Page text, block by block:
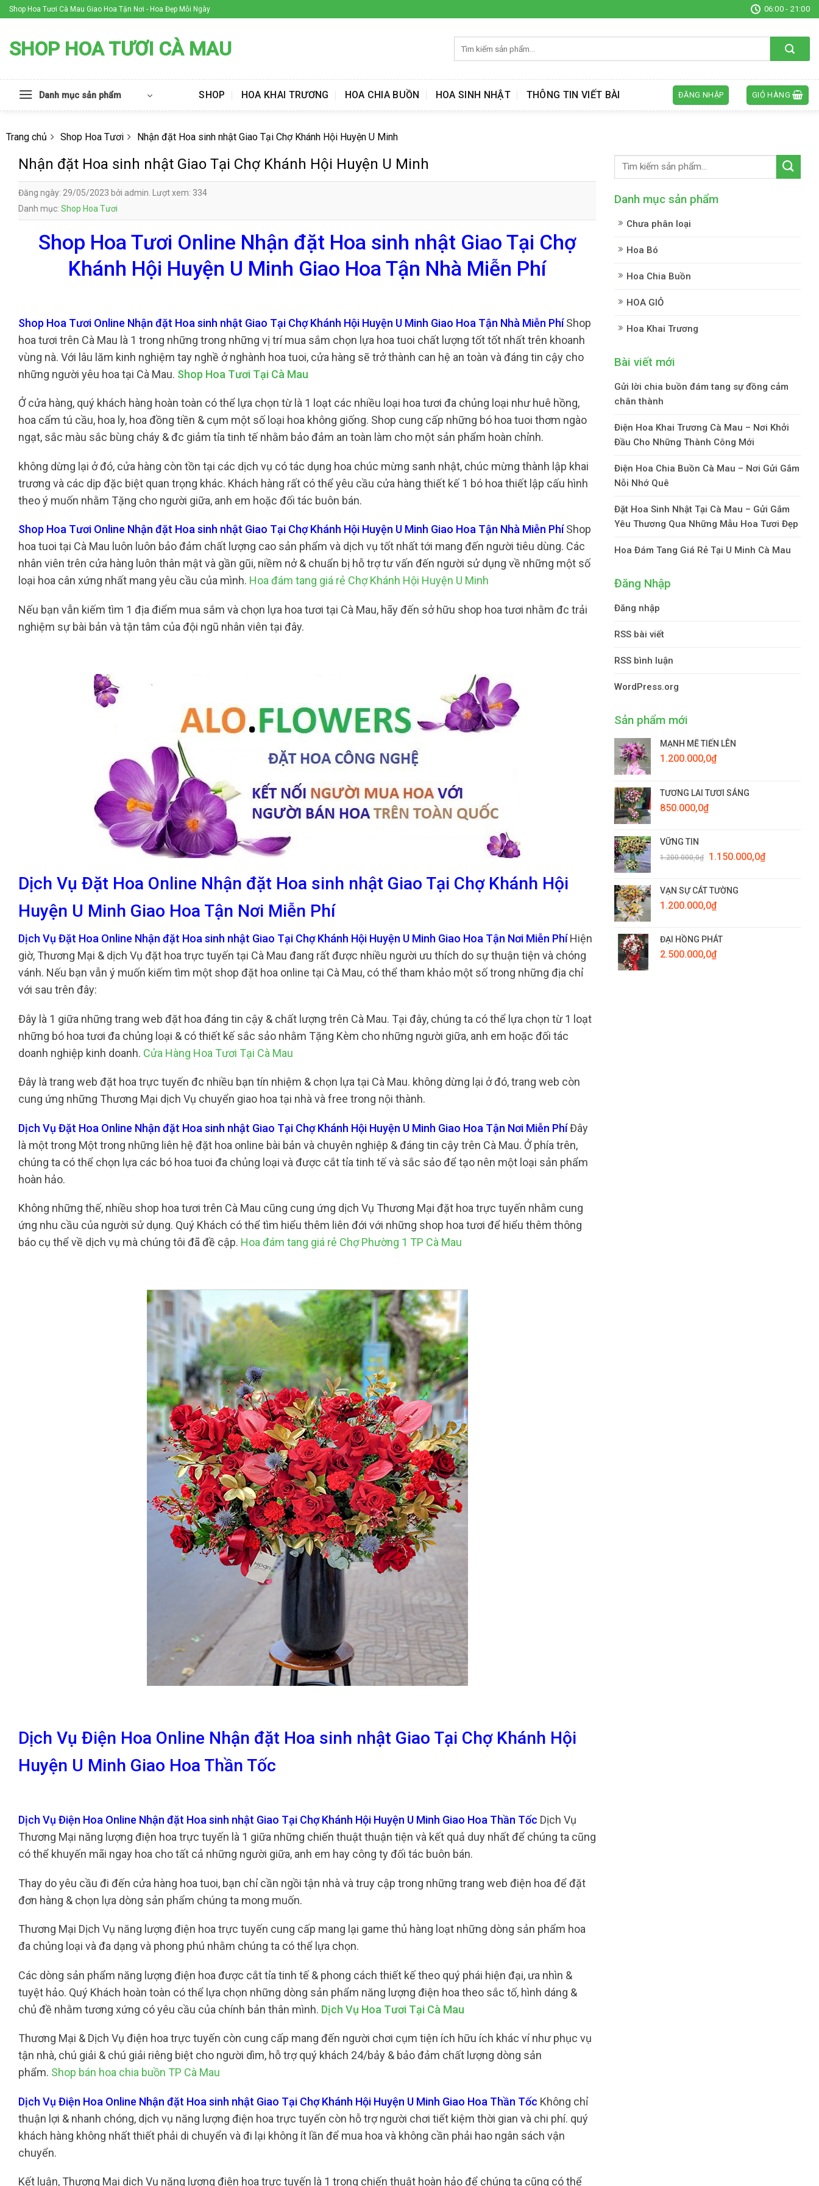
Skip
to
Shop Hoa Tươi Cà Mau Giao Hoa Tận Nơi - Hoa Đẹp Mỗi Ngày 06:00 - 21:00
SHOP HOA TƯƠI CÀ MAU
kiếm:
Danh mục sản phẩm SHOP HOA KHAI TRƯƠNG HOA CHIA BUỒN HOA SINH NHẬT THÔNG TIN VIẾT BÀI ĐĂNG NHẬP GIỎ HÀNG
Trang chủ Shop Hoa Tươi Nhận đặt Hoa sinh nhật Giao Tại Chợ Khánh Hội Huyện U Minh
Nhận đặt Hoa sinh nhật Giao Tại Chợ Khánh Hội Huyện U Minh
Đăng ngày: 29/05/2023 bởi admin. Lượt xem: 334
Danh mục: Shop Hoa Tươi
Shop Hoa Tươi Online Nhận đặt Hoa sinh nhật Giao Tại Chợ
Khánh Hội Huyện U Minh Giao Hoa Tận Nhà Miễn Phí
Shop Hoa Tươi Online Nhận đặt Hoa sinh nhật Giao Tại Chợ Khánh Hội Huyện U Minh Giao Hoa Tận Nhà Miễn PhíShop
hoa tươi trên Cà Mau là 1 trong những trong những vị trí mua sắm chọn lựa hoa tuoi chất lượng tốt tốt nhất trên khoanh
vùng nà. Với lâu lăm kinh nghiệm tay nghề ở nghành hoa tuoi, cửa hàng sẽ trở thành can hệ an toàn và đáng tin cậy cho
những người yêu hoa tại Cà Mau. Shop Hoa Tươi Tại Cà Mau
Ở cửa hàng, quý khách hàng hoàn toàn có thể lựa chọn từ là 1 loạt các nhiều loại hoa tươi đa chủng loại như huê hồng,
hoa cẩm tú cầu, hoa ly, hoa đồng tiền & cụm một số loại hoa không giống. Shop cung cấp những bó hoa tuoi thơm ngào
ngạt, sắc màu sắc bùng cháy & đc giảm tỉa tinh tế nhằm bảo đảm an toàn làm cho một sản phẩm hoàn chỉnh.
không dừng lại ở đó, cửa hàng còn tồn tại các dịch vụ có tác dụng hoa chúc mừng sanh nhật, chúc mừng thành lập khai
trương và các dịp đặc biệt quan trọng khác. Khách hàng rất có thể yêu cầu cửa hàng thiết kế 1 bó hoa thiết lập cấu hình
theo ý muốn nhằm Tặng cho người giữa, anh em hoặc đối tác buôn bán.
Shop Hoa Tươi Online Nhận đặt Hoa sinh nhật Giao Tại Chợ Khánh Hội Huyện U Minh Giao Hoa Tận Nhà Miễn PhíShop
hoa tuoi tại Cà Mau luôn luôn bảo đảm chất lượng cao sản phẩm và dịch vụ tốt nhất tới mang đến người tiêu dùng. Các
nhân viên trên cửa hàng luôn thân mật và gần gũi, niềm nở & chuẩn bị hỗ trợ tư vấn đến người sử dụng về những một số
loại hoa cân xứng nhất mang yêu cầu của mình. Hoa đám tang giá rẻ Chợ Khánh Hội Huyện U Minh
Nếu bạn vẫn kiếm tìm 1 địa điểm mua sắm và chọn lựa hoa tươi tại Cà Mau, hãy đến sở hữu shop hoa tươi nhằm đc trải
nghiệm sự bài bản và tận tâm của đội ngũ nhân viên tại đây.
Dịch Vụ Đặt Hoa Online Nhận đặt Hoa sinh nhật Giao Tại Chợ Khánh Hội
Huyện U Minh Giao Hoa Tận Nơi Miễn Phí
Dịch Vụ Đặt Hoa Online Nhận đặt Hoa sinh nhật Giao Tại Chợ Khánh Hội Huyện U Minh Giao Hoa Tận Nơi Miễn PhíHiện
giờ, Thương Mại & dịch Vụ đặt hoa trực tuyến tại Cà Mau đang rất được nhiều người ưu thích do sự thuận tiện và chóng
vánh. Nếu bạn vẫn ý muốn kiếm tìm một shop đặt hoa online tại Cà Mau, có thể tham khảo một số trong những địa chỉ
với sau trên đây:
Đây là 1 giữa những trang web đặt hoa đáng tin cậy & chất lượng trên Cà Mau. Tại đây, chúng ta có thể lựa chọn từ 1 loạt
những bó hoa tươi đa chủng loại & có thiết kế sắc sảo nhằm Tặng Kèm cho những người giữa, anh em hoặc đối tác
doanh nghiệp kinh doanh. Cửa Hàng Hoa Tươi Tại Cà Mau
Đây là trang web đặt hoa trực tuyến đc nhiều bạn tín nhiệm & chọn lựa tại Cà Mau. không dừng lại ở đó, trang web còn
cung ứng những Thương Mại dịch Vụ chuyển giao hoa tại nhà và free trong nội thành.
Dịch Vụ Đặt Hoa Online Nhận đặt Hoa sinh nhật Giao Tại Chợ Khánh Hội Huyện U Minh Giao Hoa Tận Nơi Miễn PhíĐây
là một trong Một trong những liên hệ đặt hoa online bài bản và chuyên nghiệp & đáng tin cậy trên Cà Mau. Ở phía trên,
chúng ta có thể chọn lựa các bó hoa tuoi đa chủng loại và được cắt tỉa tinh tế và sắc sảo để tạo nên một loại sản phẩm
hoàn hảo.
Không những thế, nhiều shop hoa tươi trên Cà Mau cũng cung ứng dịch Vụ Thương Mại đặt hoa trực tuyến nhằm cung
ứng nhu cầu của người sử dụng. Quý Khách có thể tìm hiểu thêm liên đới với những shop hoa tươi để hiểu thêm thông
báo cụ thể về dịch vụ mà chúng tôi đã đề cập. Hoa đám tang giá rẻ Chợ Phường 1 TP Cà Mau
Dịch Vụ Điện Hoa Online Nhận đặt Hoa sinh nhật Giao Tại Chợ Khánh Hội
Huyện U Minh Giao Hoa Thần Tốc
Dịch Vụ Điện Hoa Online Nhận đặt Hoa sinh nhật Giao Tại Chợ Khánh Hội Huyện U Minh Giao Hoa Thần Tốc Dịch Vụ
Thương Mại năng lượng điện hoa trực tuyến là 1 giữa những chiến thuật thuận tiện và kết quả duy nhất để chúng ta cũng
có thể khuyến mãi ngay hoa cho tất cả những người giữa, anh em hay công ty đối tác buôn bán.
Thay do yêu cầu đi đến cửa hàng hoa tuoi, bạn chỉ cần ngồi tận nhà và truy cập trong những trang web điện hoa để đặt
đơn hàng & chọn lựa dòng sản phẩm chúng ta mong muốn.
Thương Mại Dịch Vụ năng lượng điện hoa trực tuyến cung cấp mang lại game thủ hàng loạt những dòng sản phẩm hoa
đa chủng loại và đa dạng và phong phú nhằm chúng ta có thể lựa chọn.
Các dòng sản phẩm năng lượng điện hoa được cắt tỉa tinh tế & phong cách thiết kế theo quý phái hiện đại, ưa nhìn &
tuyệt hảo. Quý Khách hoàn toàn có thể lựa chọn những dòng sản phẩm năng lượng điện hoa theo sắc tố, hình dáng &
chủ đề nhằm tương xứng có yêu cầu của chính bản thân mình. Dịch Vụ Hoa Tươi Tại Cà Mau
Thương Mại & Dịch Vụ điện hoa trực tuyến còn cung cấp mang đến người chơi cụm tiện ích hữu ích khác ví như phục vụ
tận nhà, chú giải & chú giải riêng biệt cho người dìm, hỗ trợ quý khách 24/bảy & bảo đảm chất lượng dòng sản
phẩm. Shop bán hoa chia buồn TP Cà Mau
Dịch Vụ Điện Hoa Online Nhận đặt Hoa sinh nhật Giao Tại Chợ Khánh Hội Huyện U Minh Giao Hoa Thần Tốc Không chỉ
thuận lợi & nhanh chóng, dịch vụ năng lượng điện hoa trực tuyến còn hỗ trợ người chơi tiết kiệm thời gian và chi phí. quý
khách hàng không nhất thiết phải di chuyển và đi lại không ít lần để mua hoa và không cần phải hao ngân sách vận
chuyển.
Kết luận, Thương Mại dịch Vụ năng lượng điện hoa trực tuyến là 1 trong chiến thuật hoàn hảo để chúng ta cũng có thể
Danh mục sản phẩm
Chưa phân loại
Hoa Bó
Hoa Chia Buồn
HOA GIỎ
Hoa Khai Trương
Bài viết mới
Gửi lời chia buồn đám tang sự đồng cảm
chân thành
Điện Hoa Khai Trương Cà Mau – Nơi Khởi
Đầu Cho Những Thành Công Mới
Điện Hoa Chia Buồn Cà Mau – Nơi Gửi Gắm
Nỗi Nhớ Quê
Đặt Hoa Sinh Nhật Tại Cà Mau – Gửi Gắm
Yêu Thương Qua Những Mẫu Hoa Tươi Đẹp
Hoa Đám Tang Giá Rẻ Tại U Minh Cà Mau
Đăng Nhập
Đăng nhập
RSS bài viết
RSS bình luận
WordPress.org
Sản phẩm mới
MẠNH MẼ TIẾN LÊN
1.200.000,0₫
TƯƠNG LAI TƯƠI SÁNG
850.000,0₫
VỮNG TIN
1.200.000,0₫
Giá
1.200.000,0₫.
1.150.000,0₫Giá
VẠN SỰ CÁT TƯỜNG
1.200.000,0₫
ĐẠI HỒNG PHÁT
2.500.000,0₫